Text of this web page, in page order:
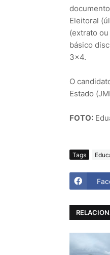
Eleitoral
(extrato
básico
3×4.
O
Estado
FOTO:
Tags